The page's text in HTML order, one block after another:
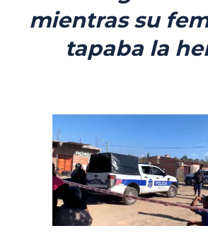
mientras su
tapaba la